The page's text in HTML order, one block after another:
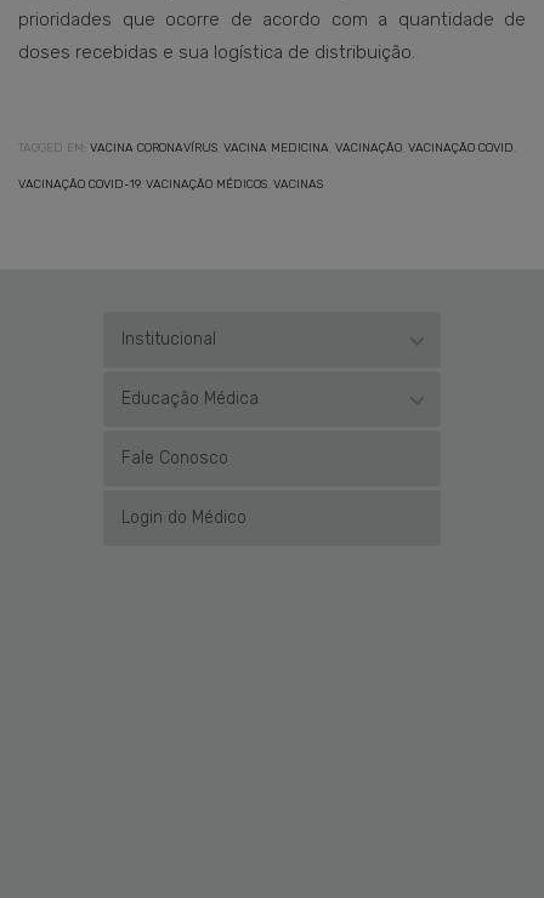
prioridades que ocorre de acordo com a quantidade de
doses recebidas e sua logística de distribuição.
TAGGED EM: VACINA CORONAVÍRUS VACINA MEDICINA VACINAÇÃO VACINAÇÃO COVID
VACINAÇÃO COVID-19, VACINAÇÃO MÉDICOS VACINAS
Institucional
Educação Médica
Fale Conosco
Login do Médico